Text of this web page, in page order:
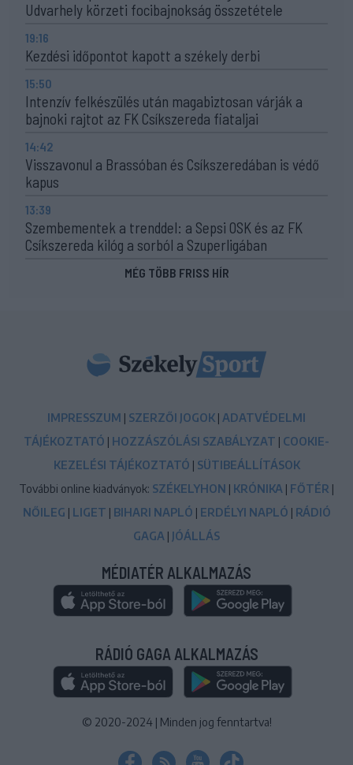
Udvarhely körzeti focibajnokság összetétele
19:16
Kezdési időpontot kapott a székely derbi
15:50
Intenzív felkészülés után magabiztosan várják a
bajnoki rajtot az FK Csíkszereda fiataljai
14:42
Visszavonul a Brassóban és Csíkszeredában is védő
kapus
13:39
Szembementek a trenddel: a Sepsi OSK és az FK
Csíkszereda kilóg a sorból a Szuperligában
MÉG TÖBB FRISS HÍR
IMPRESSZUM | SZERZŐI JOGOK | ADATVÉDELMI
TÁJÉKOZTATÓ | HOZZÁSZÓLÁSI SZABÁLYZAT | COOKIE-
KEZELÉSI TÁJÉKOZTATÓ | SÜTIBEÁLLÍTÁSOK
További online kiadványok: SZÉKELYHON | KRÓNIKA | FŐTÉR |
NŐILEG | LIGET | BIHARI NAPLÓ | ERDÉLYI NAPLÓ | RÁDIÓ
GAGA | JÓÁLLÁS
MÉDIATÉR ALKALMAZÁS
RÁDIÓ GAGA ALKALMAZÁS
© 2020-2024 | Minden jog fenntartva!